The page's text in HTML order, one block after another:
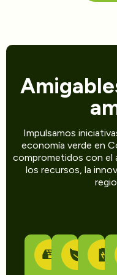
Impulsamos
economía verde en
comprometidos con el
los recursos, la